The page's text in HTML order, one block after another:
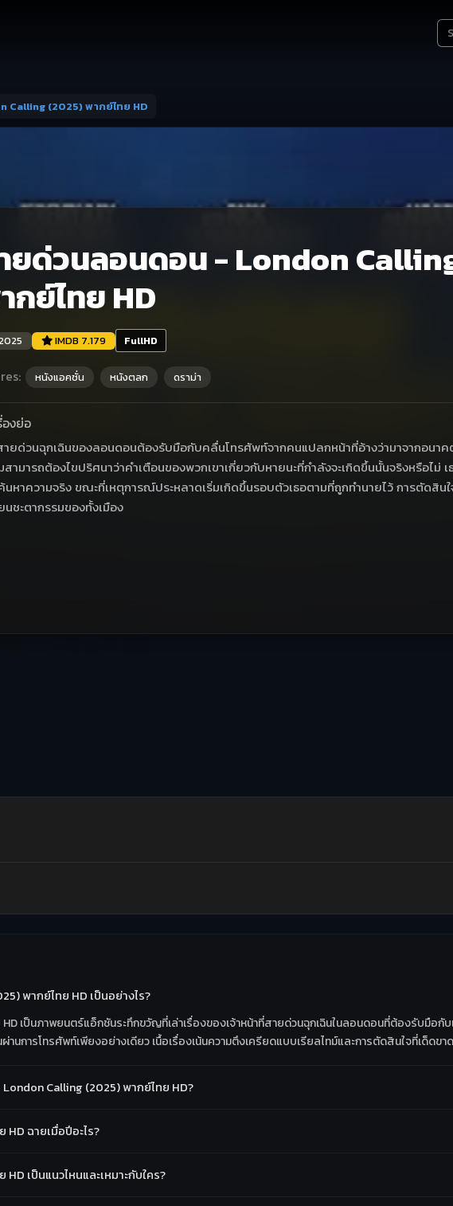
(2025) พากย์ไทย HD
ยด่วนลอนดอน - London
กย์ไทย HD
IMDB 7.179 FullHD
หนังแอคชั่น หนังตลก ดราม่า
องย่อ
ายด่วนฉุกเฉินของลอนดอนต้องรับมือกับคลื่นโทรศัพท์จากคนแปลกหน้าที่อ้างว่ามาจากอนา
สามารถต้องไขปริศนาว่าคำเตือนของพวกเขาเกี่ยวกับหายนะที่กำลังจะเกิดขึ้นนั้นจริงหรือไม่
นหาความจริง ขณะที่เหตุการณ์ประหลาดเริ่มเกิดขึ้นรอบตัวเธอตามที่ถูกทำนายไว้ การตัดสิน
นชะตากรรมของทั้งเมือง
พากย์ไทย HD เป็นอย่างไร?
เป็นภาพยนตร์แอ็กชันระทึกขวัญที่เล่าเรื่องของเจ้าหน้าที่สายด่วนฉุกเฉินในลอนดอนที่ต้องรับมือ
นการโทรศัพท์เพียงอย่างเดียว เนื้อเรื่องเน้นความตึงเครียดแบบเรียลไทม์และการตัดสินใจที่เด็ดข
Calling (2025) พากย์ไทย HD?
ฉายเมื่อปีอะไร?
เป็นแนวไหนและเหมาะกับใคร?